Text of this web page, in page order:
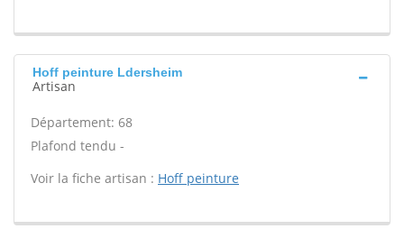
Hoff peinture Ldersheim
Artisan
Département: 68
Plafond tendu -
Voir la fiche artisan : Hoff peinture